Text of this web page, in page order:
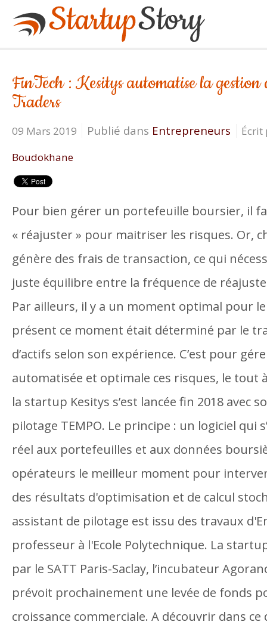
FinTech : Kesitys automatise la gestion
Traders
09 Mars 2019 Publié dans Entrepreneurs
Boudokhane
Pour bien gérer un portefeuille boursier, il
« réajuster » pour maitriser les risques. Or,
génère des frais de transaction, ce qui
juste équilibre entre la fréquence de
Par ailleurs, il y a un moment optimal pour
présent ce moment était déterminé par le
d’actifs selon son expérience. C’est pour
automatisée et optimale ces risques, le tout
la startup Kesitys s’est lancée fin 2018 avec
pilotage TEMPO. Le principe : un logiciel qui
réel aux portefeuilles et aux données
opérateurs le meilleur moment pour
des résultats d'optimisation et de calcul
assistant de pilotage est issu des travaux
professeur à l'Ecole Polytechnique. La
par le SATT Paris-Saclay, l’incubateur
prévoit prochainement une levée de fonds
croissance commerciale. A découvrir dans ce